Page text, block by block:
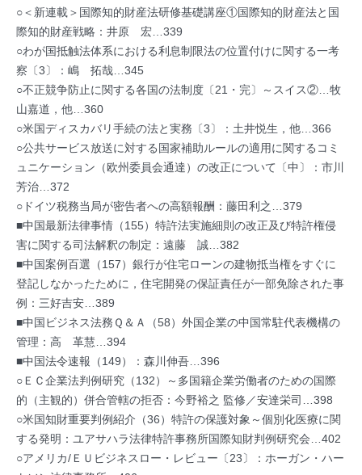
○＜新連載＞国際知的財産法研修基礎講座①国際知的財産法と国
際知的財産戦略：井原 宏…339
○わが国抵触法体系における利息制限法の位置付けに関する一考
察〔3〕：嶋 拓哉…345
○不正競争防止に関する各国の法制度〔21・完〕～スイス②…牧
山嘉道，他…360
○米国ディスカバリ手続の法と実務〔3〕：土井悦生，他…366
○公共サービス放送に対する国家補助ルールの適用に関するコミ
ュニケーション（欧州委員会通達）の改正について〔中〕：市川
芳治…372
○ドイツ税務当局が密告者への高額報酬：藤田利之…379
■中国最新法律事情（155）特許法実施細則の改正及び特許権侵
害に関する司法解釈の制定：遠藤 誠…382
■中国案例百選（157）銀行が住宅ローンの建物抵当権をすぐに
登記しなかったために，住宅開発の保証責任が一部免除された事
例：三好吉安…389
■中国ビジネス法務Ｑ＆Ａ（58）外国企業の中国常駐代表機構の
管理：高 革慧…394
■中国法令速報（149）：森川伸吾…396
○ＥＣ企業法判例研究（132）～多国籍企業労働者のための国際
的（主観的）併合管轄の拒否：今野裕之 監修／安達栄司…398
○米国知財重要判例紹介（36）特許の保護対象～個別化医療に関
する発明：ユアサハラ法律特許事務所国際知財判例研究会…402
○アメリカ/ＥＵビジネスロー・レビュー〔23〕：ホーガン・ハー